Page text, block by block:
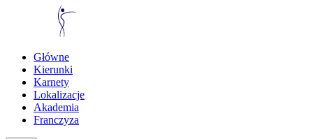
Główne
Kierunki
Karnety
Lokalizacje
Akademia
Franczyza